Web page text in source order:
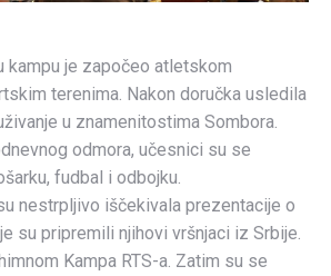
kampu je započeo atletskom
terenima. Nakon doručka usledila
u znamenitostima Sombora.
odmora, učesnici su se
fudbal i odbojku.
nestrpljivo iščekivala prezentacije o
su pripremili njihovi vršnjaci iz Srbije.
Kampa RTS-a. Zatim su se